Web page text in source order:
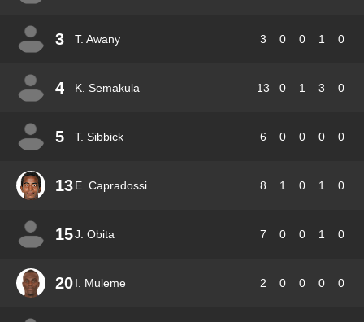
3 T. Awany 3 0 0 1 0
4 K. Semakula 13 0 1 3 0
5 T. Sibbick 6 0 0 0 0
13E. Capradossi 8 1 0 1 0
15J. Obita 7 0 0 1 0
20I. Muleme 2 0 0 0 0